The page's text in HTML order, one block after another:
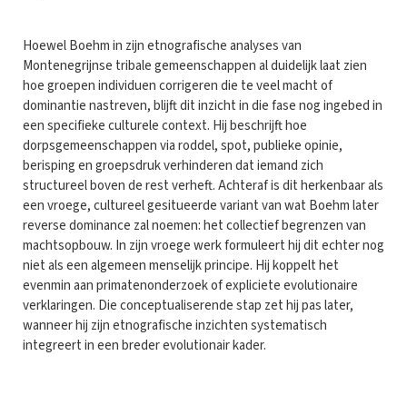
Hoewel Boehm in zijn etnografische analyses van
Montenegrijnse tribale gemeenschappen al duidelijk laat zien
hoe groepen individuen corrigeren die te veel macht of
dominantie nastreven, blijft dit inzicht in die fase nog ingebed in
een specifieke culturele context. Hij beschrijft hoe
dorpsgemeenschappen via roddel, spot, publieke opinie,
berisping en groepsdruk verhinderen dat iemand zich
structureel boven de rest verheft. Achteraf is dit herkenbaar als
een vroege, cultureel gesitueerde variant van wat Boehm later
reverse dominance zal noemen: het collectief begrenzen van
machtsopbouw. In zijn vroege werk formuleert hij dit echter nog
niet als een algemeen menselijk principe. Hij koppelt het
evenmin aan primatenonderzoek of expliciete evolutionaire
verklaringen. Die conceptualiserende stap zet hij pas later,
wanneer hij zijn etnografische inzichten systematisch
integreert in een breder evolutionair kader.